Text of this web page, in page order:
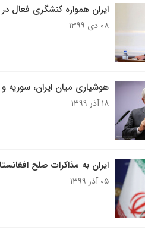
ایران همواره کنشگری فعال
۰۸ دی ۱۳۹۹
هوشیاری میان ایران،
۱۸ آذر ۱۳۹۹
ایران به مذاکرات صلح
۰۵ آذر ۱۳۹۹